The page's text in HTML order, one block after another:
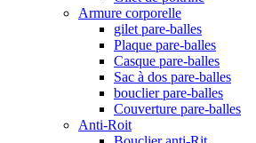
Armure corporelle
gilet pare-balles
Plaque pare-balles
Casque pare-balles
Sac à dos pare-balles
bouclier pare-balles
Couverture pare-balles
Anti-Roit